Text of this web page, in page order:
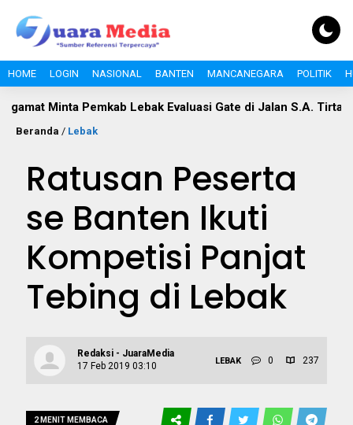
HOME LOGIN NASIONAL BANTEN MANCANEGARA POLITIK
Pemkab Lebak Evaluasi Gate di Jalan S.A. Tirtayasa
Beranda / Lebak
Ratusan Peserta
se Banten Ikuti
Kompetisi Panjat
Tebing di Lebak
Redaksi - JuaraMedia
17 Feb 2019 03:10
LEBAK 0 237
2 MENIT MEMBACA